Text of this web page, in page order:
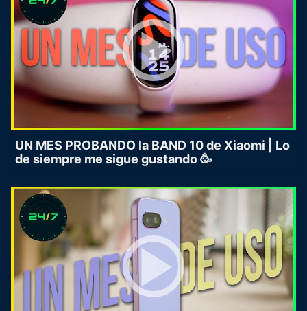
UN MES PROBANDO la BAND 10 de Xiaomi | Lo
de siempre me sigue gustando 🥳